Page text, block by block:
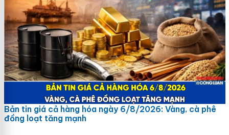
Bản tin giá cả hàng hóa ngày 6/8/2026: Vàng, cà phê
đồng loạt tăng mạnh